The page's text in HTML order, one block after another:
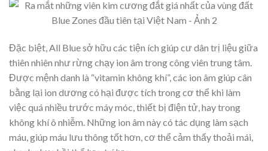
Đặc biệt, All Blue sở hữu các tiện ích giúp cư dân trị liệu giữa
thiên nhiên như rừng chạy ion âm trong công viên trung tâm.
Được mệnh danh là “vitamin không khí”, các ion âm giúp cân
bằng lại ion dương có hại được tích trong cơ thể khi làm
việc quá nhiều trước máy móc, thiết bị điện tử, hay trong
không khí ô nhiễm. Những ion âm này có tác dụng làm sạch
máu, giúp máu lưu thông tốt hơn, cơ thể cảm thấy thoải mái,